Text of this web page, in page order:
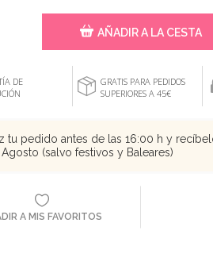
AÑADIR A LA CESTA
DE
GRATIS PARA PEDIDOS
SUPERIORES A 45€
tu pedido antes de las 16:00 h y
(salvo festivos y Baleares)
A MIS FAVORITOS